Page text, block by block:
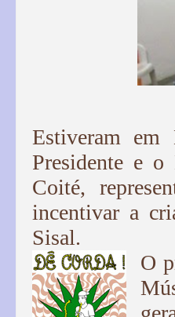
Estiveram
Presidente e
Coité,
incentivar a
Sisal.
O